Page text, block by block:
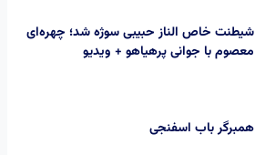
شیطنت خاص الناز حبیبی سوژه شد؛ چهره‌ای
معصوم با جوانی پرهیاهو + ویدیو
همبرگر باب اسفنجی